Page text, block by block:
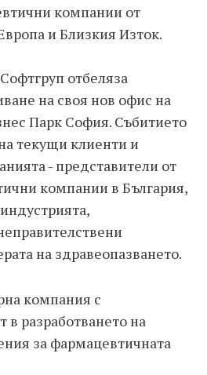
компании от
и Близкия Изток.
отбеляза
на своя нов офис на
Парк София. Събитието
текущи клиенти и
- представители от
компании в България,
на здравеопазването.
компания с
разработването на
за фармацевтичната